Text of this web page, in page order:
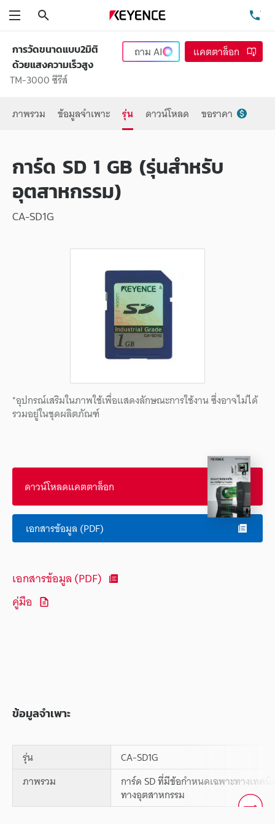
การวัดขนาดแบบ2มิติ
ด้วยแสงความเร็วสูง
TM-3000 ซีรีส์
ถามAI แคตตาล็อก
ภาพรวม ข้อมูลจำเพาะ รุ่น ดาวน์โหลด ขอราคา
การ์ด SD 1 GB (รุ่นสำหรับ
อุตสาหกรรม)
CA-SD1G
*อุปกรณ์เสริมในภาพใช้เพื่อแสดงลักษณะการใช้งาน ซึ่งอาจไม่ได้
รวมอยู่ในชุดผลิตภัณฑ์
ดาวน์โหลดแคตตาล็อก
เอกสารข้อมูล (PDF)
เอกสารข้อมูล (PDF)
คู่มือ
ข้อมูลจำเพาะ
รุ่น
CA-SD1G
ภาพรวม
การ์ด SD ที่มีข้อกำหนดเฉพาะทางเทค
ทางอุตสาหกรรม